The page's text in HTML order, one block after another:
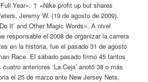
Year». ↑ «Nike profit up but shares
Jeremy W. (19 de agosto de 2009).
It’ and Other Magic Words». A nivel
responsable el 2008 de organizar la carrera
en la historia, fue el pasado 31 de agosto
Race. El sábado pasado firmó 45 tantos
anteriores ‘La Ceja’ anotó 38 o más
el 25 de marzo ante New Jersey Nets,